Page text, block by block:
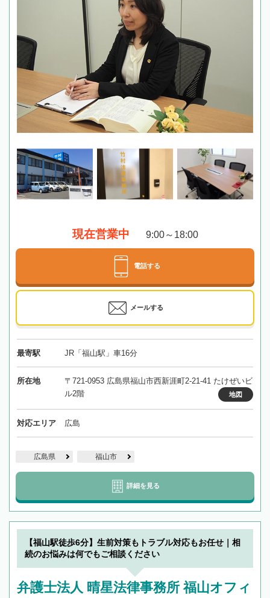
現在営業中 9:00～18:00
電話する
メールする
最寄駅 JR「福山駅」車16分
所在地
〒721-0953 広島県福山市西新涯町2-21-41 たけぜいビ
ル2階
地図
対応エリア 広島
広島県 福山市
詳細を見る
【福山駅徒歩6分】生前対策もトラブル対応もお任せ｜相
続のお悩みは何でもご相談ください
弁護士法人 晴星法律事務所 福山オフィ